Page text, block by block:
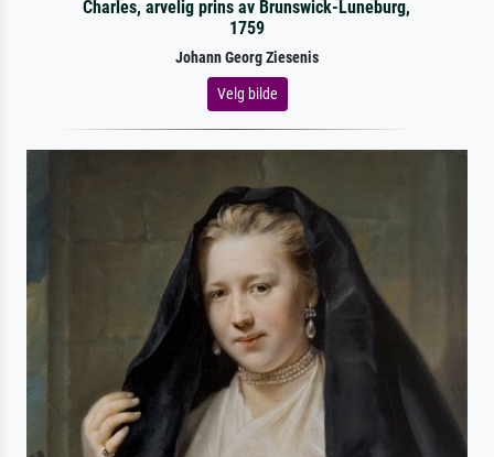
Charles, arvelig prins av Brunswick-Luneburg,
1759
Johann Georg Ziesenis
Velg bilde